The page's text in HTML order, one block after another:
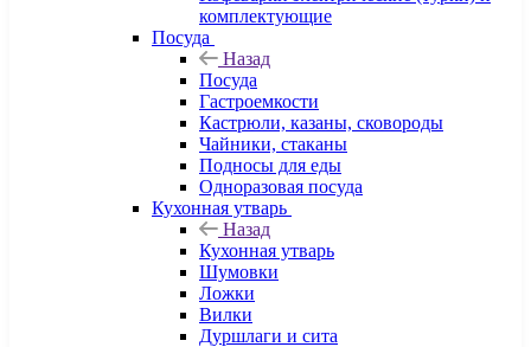
комплектующие
Посуда
Назад
Посуда
Гастроемкости
Кастрюли, казаны, сковороды
Чайники, стаканы
Подносы для еды
Одноразовая посуда
Кухонная утварь
Назад
Кухонная утварь
Шумовки
Ложки
Вилки
Дуршлаги и сита